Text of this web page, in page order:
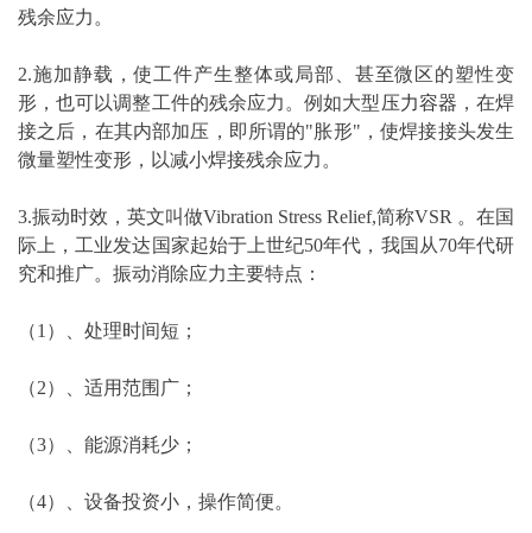
残余应力。
2.施加静载，使工件产生整体或局部、甚至微区的塑性变
形，也可以调整工件的残余应力。例如大型压力容器 ，在焊
接之后，在其内部加压，即所谓的"胀形"，使焊接接头发生
微量塑性变形，以减小焊接残余应力。
3.振动时效，英文叫做Vibration Stress Relief,简称VSR 。在国
际上，工业发达国家起始于上世纪50年代，我国从70年代研
究和推广。振动消除应力主要特点：
（1）、处理时间短；
（2）、适用范围广；
（3）、能源消耗少；
（4）、设备投资小，操作简便。